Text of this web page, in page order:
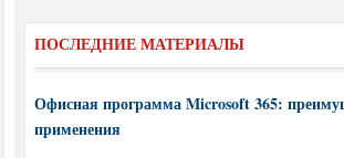
ПОСЛЕДНИЕ МАТЕРИАЛЫ
Офисная программа Microsoft 365:
применения